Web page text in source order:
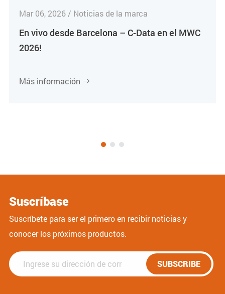
Mar 06, 2026 / Noticias de la marca
En vivo desde Barcelona – C-Data en el MWC
2026!
Más información 
Suscríbase
Suscríbete para ser el primero en recibir noticias y
conocer los próximos productos.
SUBSCRIBE